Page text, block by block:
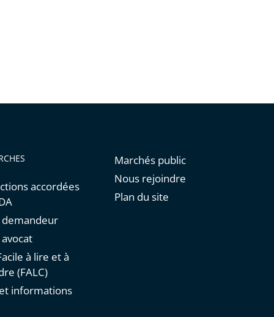
accordées
demandeur
avocat
à lire et à
(FALC)
informations
Marchés public
Nous rejoindre
Plan du site